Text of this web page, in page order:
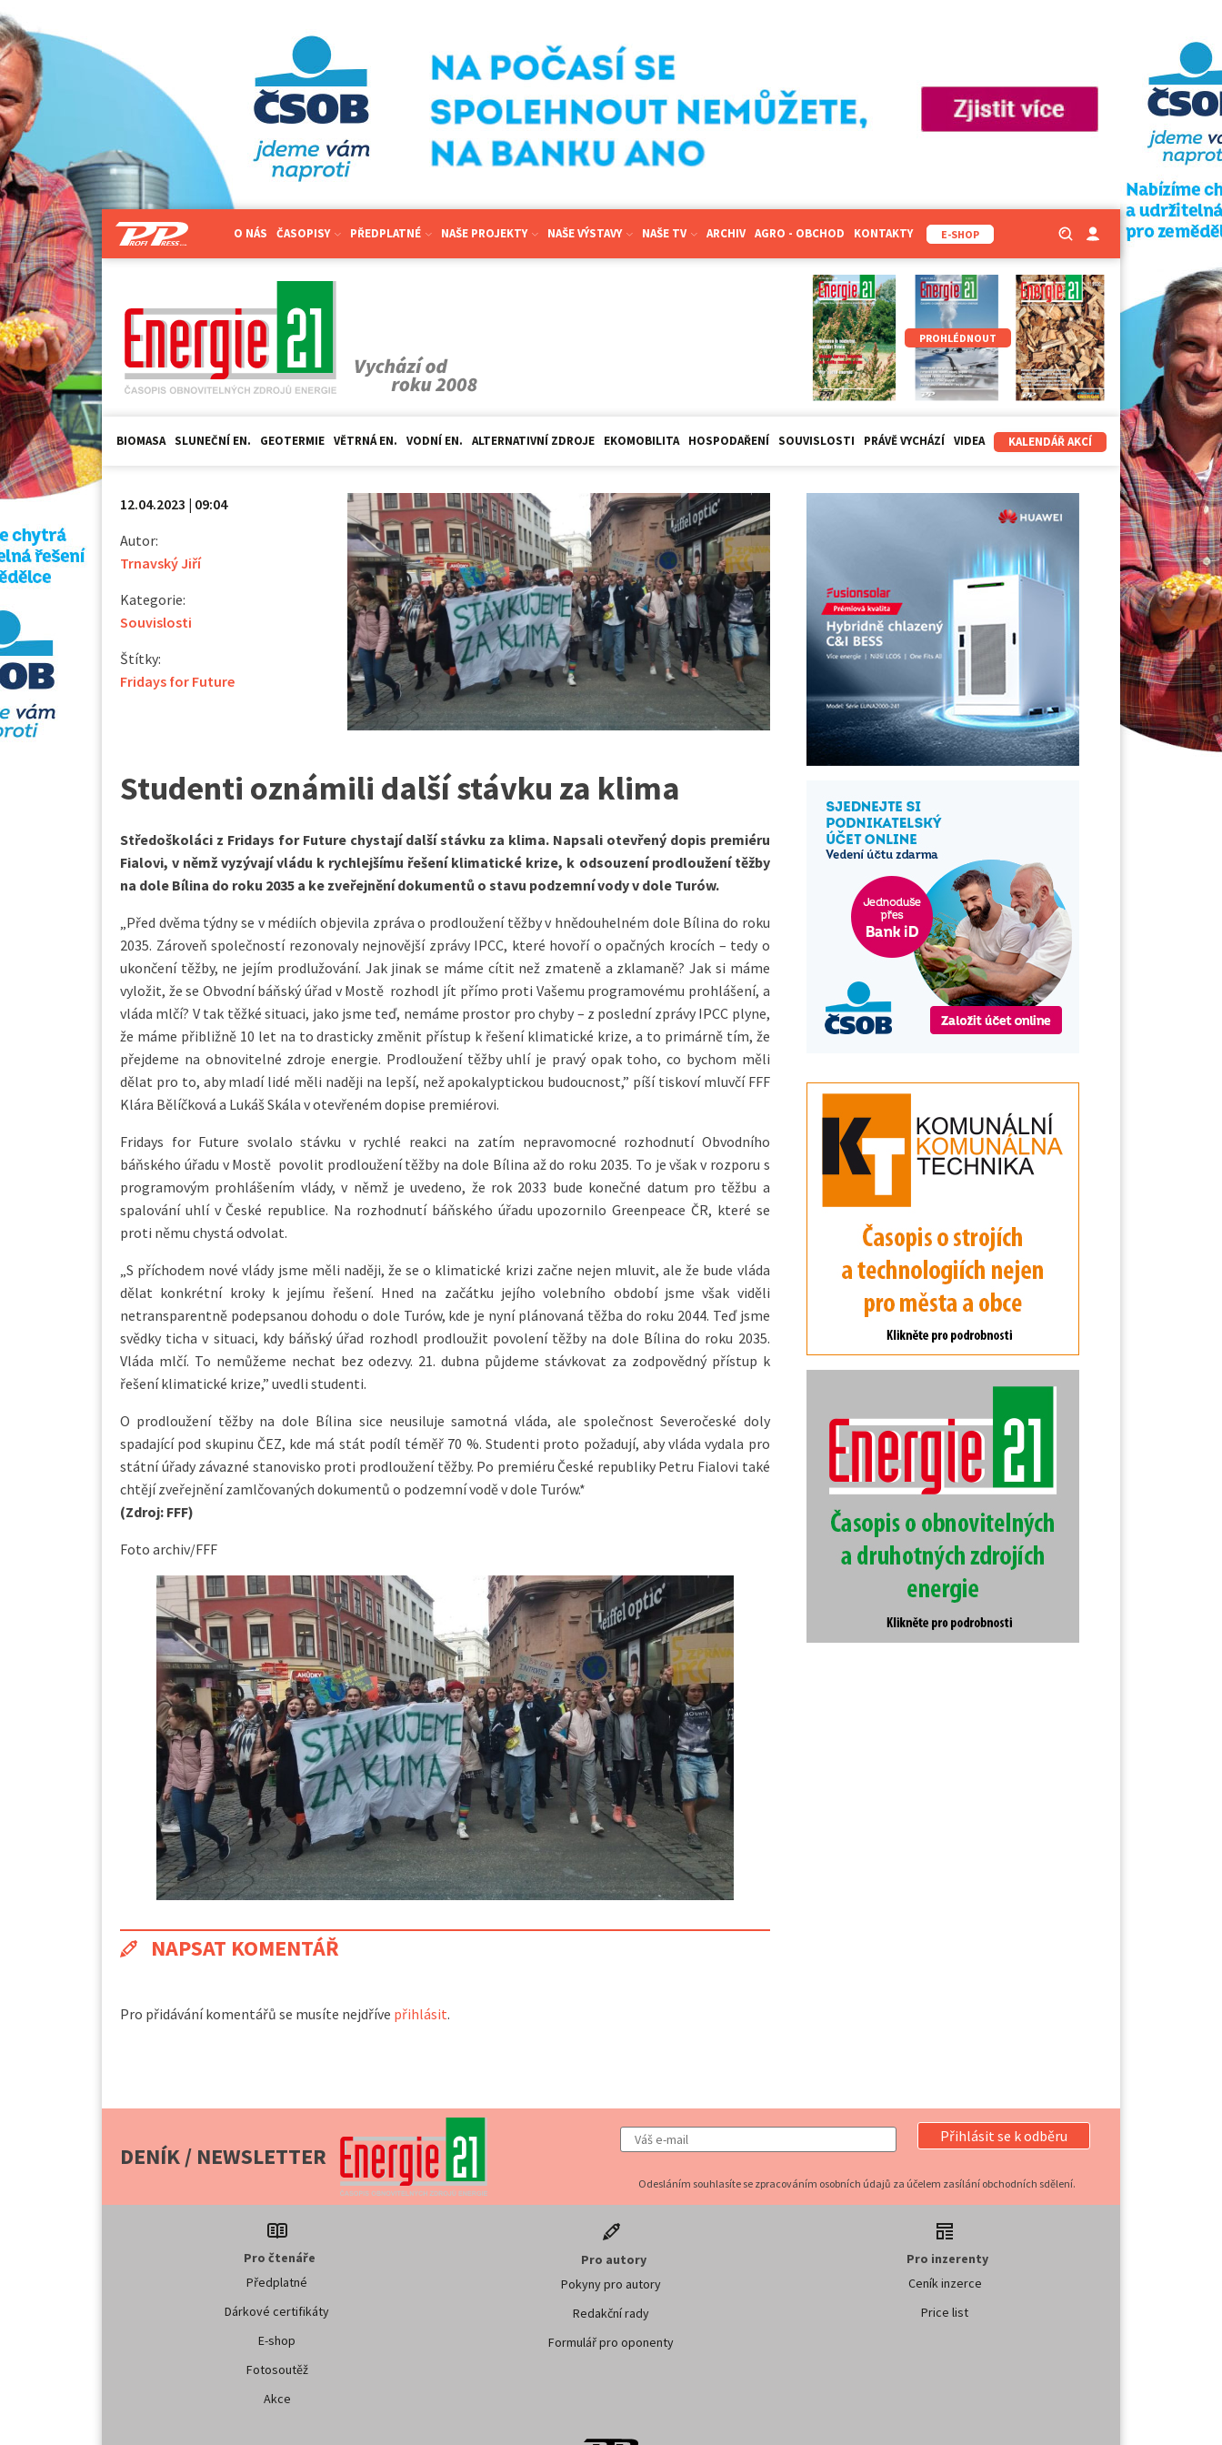
O NÁS ČASOPISY PŘEDPLATNÉ NAŠE PROJEKTY NAŠE VÝSTAVY NAŠE TV ARCHIV AGRO - OBCHOD KONTAKTY E-SHOP
PROHLÉDNOUT
BIOMASA SLUNEČNÍ EN. GEOTERMIE VĚTRNÁ EN. VODNÍ EN. ALTERNATIVNÍ ZDROJE EKOMOBILITA HOSPODAŘENÍ SOUVISLOSTI PRÁVĚ VYCHÁZÍ VIDEA KALENDÁŘ AKCÍ
12.04.2023 | 09:04
Autor:
Trnavský Jiří
Kategorie:
Souvislosti
Štítky:
Fridays for Future
Studenti oznámili další stávku za klima
Středoškoláci z Fridays for Future chystají další stávku za klima. Napsali otevřený dopis premiéru
Fialovi, v němž vyzývají vládu k rychlejšímu řešení klimatické krize, k odsouzení prodloužení těžby
na dole Bílina do roku 2035 a ke zveřejnění dokumentů o stavu podzemní vody v dole Turów.
„Před dvěma týdny se v médiích objevila zpráva o prodloužení těžby v hnědouhelném dole Bílina do roku
2035. Zároveň společností rezonovaly nejnovější zprávy IPCC, které hovoří o opačných krocích – tedy o
ukončení těžby, ne jejím prodlužování. Jak jinak se máme cítit než zmateně a zklamaně? Jak si máme
vyložit, že se Obvodní báňský úřad v Mostě rozhodl jít přímo proti Vašemu programovému prohlášení, a
vláda mlčí? V tak těžké situaci, jako jsme teď, nemáme prostor pro chyby – z poslední zprávy IPCC plyne,
že máme přibližně 10 let na to drasticky změnit přístup k řešení klimatické krize, a to primárně tím, že
přejdeme na obnovitelné zdroje energie. Prodloužení těžby uhlí je pravý opak toho, co bychom měli
dělat pro to, aby mladí lidé měli naději na lepší, než apokalyptickou budoucnost,” píší tiskoví mluvčí FFF
Klára Bělíčková a Lukáš Skála v otevřeném dopise premiérovi.
Fridays for Future svolalo stávku v rychlé reakci na zatím nepravomocné rozhodnutí Obvodního
báňského úřadu v Mostě povolit prodloužení těžby na dole Bílina až do roku 2035. To je však v rozporu s
programovým prohlášením vlády, v němž je uvedeno, že rok 2033 bude konečné datum pro těžbu a
spalování uhlí v České republice. Na rozhodnutí báňského úřadu upozornilo Greenpeace ČR, které se
proti němu chystá odvolat.
„S příchodem nové vlády jsme měli naději, že se o klimatické krizi začne nejen mluvit, ale že bude vláda
dělat konkrétní kroky k jejímu řešení. Hned na začátku jejího volebního období jsme však viděli
netransparentně podepsanou dohodu o dole Turów, kde je nyní plánovaná těžba do roku 2044. Teď jsme
svědky ticha v situaci, kdy báňský úřad rozhodl prodloužit povolení těžby na dole Bílina do roku 2035.
Vláda mlčí. To nemůžeme nechat bez odezvy. 21. dubna půjdeme stávkovat za zodpovědný přístup k
řešení klimatické krize,” uvedli studenti.
O prodloužení těžby na dole Bílina sice neusiluje samotná vláda, ale společnost Severočeské doly
spadající pod skupinu ČEZ, kde má stát podíl téměř 70 %. Studenti proto požadují, aby vláda vydala pro
státní úřady závazné stanovisko proti prodloužení těžby. Po premiéru České republiky Petru Fialovi také
chtějí zveřejnění zamlčovaných dokumentů o podzemní vodě v dole Turów.*
(Zdroj: FFF)
Foto archiv/FFF
NAPSAT KOMENTÁŘ
Pro přidávání komentářů se musíte nejdříve přihlásit.
DENÍK / NEWSLETTER
Přihlásit se k odběru
Odesláním souhlasíte se zpracováním osobních údajů za účelem zasílání obchodních sdělení.
Pro čtenáře
Předplatné
Dárkové certifikáty
E-shop
Fotosoutěž
Akce
Pro autory
Pokyny pro autory
Redakční rady
Formulář pro oponenty
Pro inzerenty
Ceník inzerce
Price list